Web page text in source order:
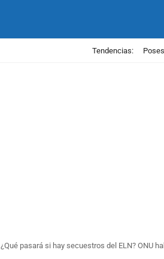
Tendencias:
¿Qué pasará si hay secuestros del ELN? ONU